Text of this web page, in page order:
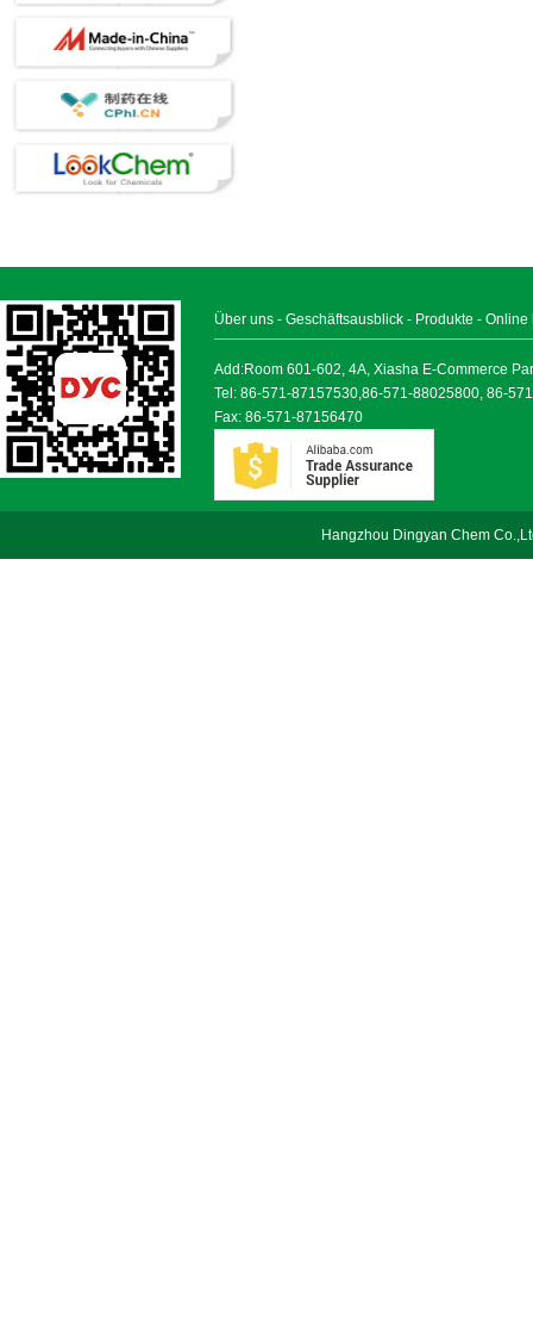
Über uns - Geschäftsausblick - Produkte - Online
Add:Room 601-602, 4A, Xiasha E-Commerce
Tel: 86-571-87157530,86-571-88025800, 86-
Fax: 86-571-87156470
Hangzhou Dingyan Chem